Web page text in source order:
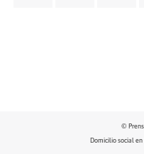
©
Domicilio social